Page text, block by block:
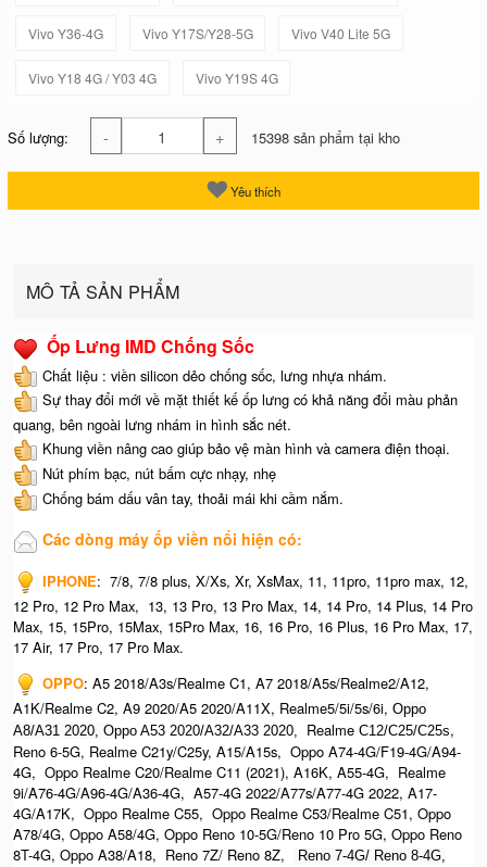
Vivo Y36-4G Vivo Y17S/Y28-5G Vivo V40 Lite 5G
Vivo Y18 4G / Y03 4G Vivo Y19S 4G
Số lượng: - + 15398 sản phẩm tại kho
Yêu thích
MÔ TẢ SẢN PHẨM
Ốp Lưng IMD Chống Sốc
Chất liệu : viền silicon dẻo chống sốc, lưng nhựa nhám.
Sự thay đổi mới về mặt thiết kế ốp lưng có khả năng đổi màu phản
quang, bên ngoài lưng nhám in hình sắc nét.
Khung viền nâng cao giúp bảo vệ màn hình và camera điện thoại.
Nút phím bạc, nút bấm cực nhạy, nhẹ
Chống bám dấu vân tay, thoải mái khi cầm nắm.
Các dòng máy ốp viền nổi hiện có:
IPHONE: 7/8, 7/8 plus, X/Xs, Xr, XsMax, 11, 11pro, 11pro max, 12,
12 Pro, 12 Pro Max, 13, 13 Pro, 13 Pro Max, 14, 14 Pro, 14 Plus, 14 Pro
Max, 15, 15Pro, 15Max, 15Pro Max, 16, 16 Pro, 16 Plus, 16 Pro Max, 17,
17 Air, 17 Pro, 17 Pro Max.
OPPO: A5 2018/A3s/Realme C1, A7 2018/A5s/Realme2/A12,
A1K/Realme C2, A9 2020/A5 2020/A11X, Realme5/5i/5s/6i, Oppo
A8/A31 2020, Oppo A53 2020/A32/A33 2020, Realme C12/C25/C25s,
Reno 6-5G, Realme C21y/C25y, A15/A15s, Oppo A74-4G/F19-4G/A94-
4G, Oppo Realme C20/Realme C11 (2021), A16K, A55-4G, Realme
9i/A76-4G/A96-4G/A36-4G, A57-4G 2022/A77s/A77-4G 2022, A17-
4G/A17K, Oppo Realme C55, Oppo Realme C53/Realme C51, Oppo
A78/4G, Oppo A58/4G, Oppo Reno 10-5G/Reno 10 Pro 5G, Oppo Reno
8T-4G, Oppo A38/A18, Reno 7Z/ Reno 8Z,
Reno 7-4G/ Reno 8-4G,